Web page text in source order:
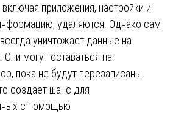
приложения, настройки и
удаляются. Однако сам
уничтожает данные на
могут оставаться на
пока не будут перезаписаны
создает шанс для
с помощью